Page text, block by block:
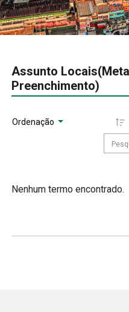
Assunto
Preenchimento)
Ordenação
Nenhum termo encontrado.